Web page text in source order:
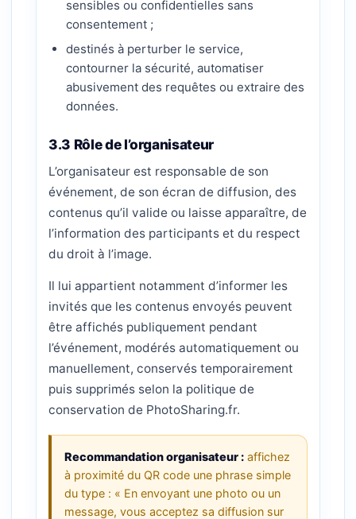
sensibles ou confidentielles sans
consentement ;
destinés à perturber le service,
contourner la sécurité, automatiser
abusivement des requêtes ou extraire des
données.
3.3 Rôle de l’organisateur
L’organisateur est responsable de son
événement, de son écran de diffusion, des
contenus qu’il valide ou laisse apparaître, de
l’information des participants et du respect
du droit à l’image.
Il lui appartient notamment d’informer les
invités que les contenus envoyés peuvent
être affichés publiquement pendant
l’événement, modérés automatiquement ou
manuellement, conservés temporairement
puis supprimés selon la politique de
conservation de PhotoSharing.fr.
Recommandation organisateur : affichez
à proximité du QR code une phrase simple
du type : « En envoyant une photo ou un
message, vous acceptez sa diffusion sur